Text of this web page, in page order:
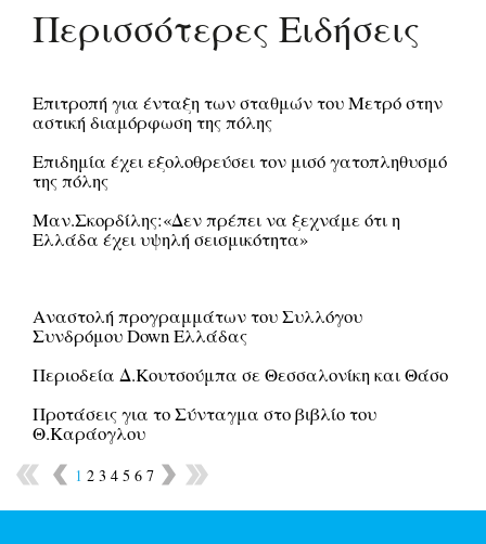
Περισσότερες Ειδήσεις
Επιτροπή για ένταξη των σταθμών του Μετρό στην
αστική διαμόρφωση της πόλης
Επιδημία έχει εξολοθρεύσει τον μισό γατοπληθυσμό
της πόλης
Μαν.Σκορδίλης:«Δεν πρέπει να ξεχνάμε ότι η
Ελλάδα έχει υψηλή σεισμικότητα»
Αναστολή προγραμμάτων του Συλλόγου
Συνδρόμου Down Ελλάδας
Περιοδεία Δ.Κουτσούμπα σε Θεσσαλονίκη και Θάσο
Προτάσεις για το Σύνταγμα στο βιβλίο του
Θ.Καράογλου
1 2 3 4 5 6 7